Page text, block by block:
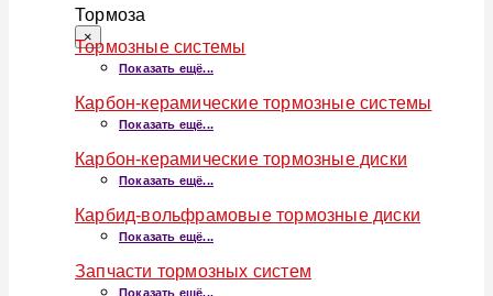
Тормоза
×
Тормозные системы
Показать ещё...
Карбон-керамические тормозные системы
Показать ещё...
Карбон-керамические тормозные диски
Показать ещё...
Карбид-вольфрамовые тормозные диски
Показать ещё...
Запчасти тормозных систем
Показать ещё...